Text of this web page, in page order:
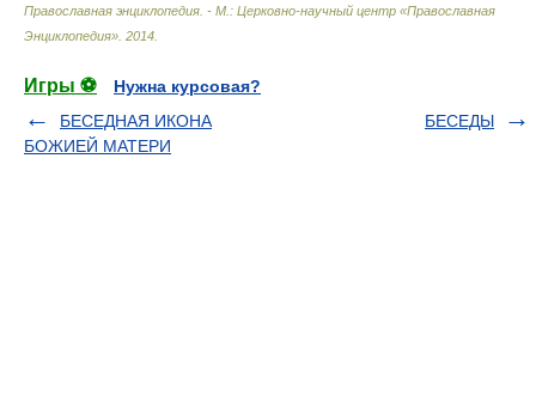
Православная энциклопедия. - М.: Церковно-научный центр «Православная
Энциклопедия» 2014
Игры ⚽
Нужна курсовая?
БЕСЕДНАЯ ИКОНА
БОЖИЕЙ МАТЕРИ
БЕСЕДЫ